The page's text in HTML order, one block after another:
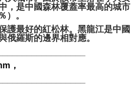
，是中國森林覆蓋率最高的城市
）。
護最好的紅松林。黑龍江是中國
俄羅斯的邊界相對應。
，